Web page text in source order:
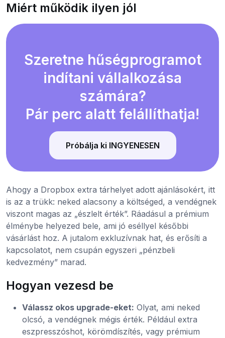
Miért működik ilyen jól
Szeretne hűségprogramot
indítani vállalkozása
számára?
Pár perc alatt felállíthatja!
Próbálja ki INGYENESEN
Ahogy a Dropbox extra tárhelyet adott ajánlásokért, itt
is az a trükk: neked alacsony a költséged, a vendégnek
viszont magas az „észlelt érték”. Ráadásul a prémium
élménybe helyezed bele, ami jó eséllyel későbbi
vásárlást hoz. A jutalom exkluzívnak hat, és erősíti a
kapcsolatot, nem csupán egyszeri „pénzbeli
kedvezmény” marad.
Hogyan vezesd be
Válassz okos upgrade-eket: Olyat, ami neked
olcsó, a vendégnek mégis érték. Például extra
eszpresszóshot, körömdíszítés, vagy prémium